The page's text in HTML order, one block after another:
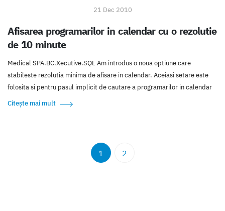
21 Dec 2010
Afisarea programarilor in calendar cu o rezolutie
de 10 minute
Medical SPA.BC.Xecutive.SQL Am introdus o noua optiune care
stabileste rezolutia minima de afisare in calendar. Aceiasi setare este
folosita si pentru pasul implicit de cautare a programarilor in calendar
Citește mai mult
1 2